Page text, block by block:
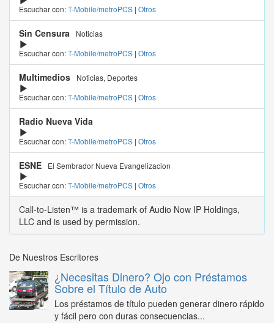
Escuchar con:T-Mobile/metroPCS | Otros
Sin Censura
Noticias
Escuchar con:T-Mobile/metroPCS | Otros
Multimedios
Noticias, Deportes
Escuchar con:T-Mobile/metroPCS | Otros
Radio Nueva Vida
Escuchar con:T-Mobile/metroPCS | Otros
ESNE
El Sembrador Nueva Evangelizacion
Escuchar con:T-Mobile/metroPCS | Otros
Call-to-Listen™ is a trademark of Audio Now IP Holdings,
LLC and is used by permission.
De Nuestros Escritores
¿Necesitas Dinero? Ojo con Préstamos
Sobre el Título de Auto
Los préstamos de título pueden generar dinero rápido
y fácil pero con duras consecuencias...